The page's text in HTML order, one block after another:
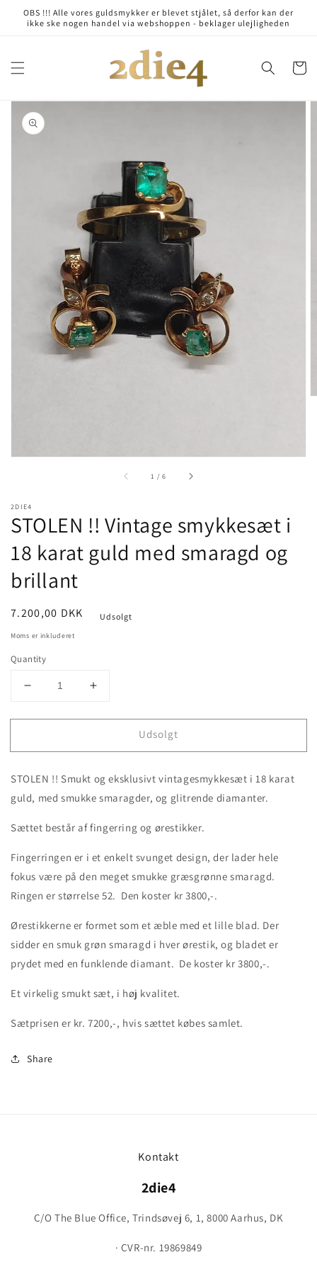
Skip to
content
OBS !!! Alle vores guldsmykker er blevet stjålet, så derfor kan der
ikke ske nogen handel via webshoppen - beklager ulejligheden
Cart
Skip to
product
information
Open
media
1
gallery
view
1 /of
6
2DIE4
STOLEN !! Vintage smykkesæt i
18 karat guld med smaragd og
brillant
Pris
7.200,00 DKK Udsolgt
Moms er inkluderet
Quantity
Decrease
for
!!
smykkesæt
i
karat
med
smaragd
og
brillant
Increase
for
STOLEN
!!
smykkesæt
i
karat
med
smaragd
og
brillant
Udsolgt
STOLEN !! Smukt og eksklusivt vintagesmykkesæt i 18 karat
guld, med smukke smaragder, og glitrende diamanter.
Sættet består af fingerring og ørestikker.
Fingerringen er i et enkelt svunget design, der lader hele
fokus være på den meget smukke græsgrønne smaragd.
Ringen er størrelse 52. Den koster kr 3800,-.
Ørestikkerne er formet som et æble med et lille blad. Der
sidder en smuk grøn smaragd i hver ørestik, og bladet er
prydet med en funklende diamant. De koster kr 3800,-.
Et virkelig smukt sæt, i høj kvalitet.
Sætprisen er kr. 7200,-, hvis sættet købes samlet.
Share
Kontakt
2die4
C/O The Blue Office, Trindsøvej 6, 1, 8000 Aarhus, DK
· CVR-nr. 19869849